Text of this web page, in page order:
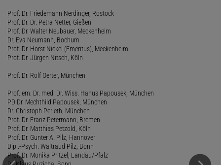
Prof. Dr. Friedemann Nerdinger, Rostock
Prof. Dr. Dr. Petra Netter, Gießen
Prof. Dr. Walter Neubauer, Meckenheim
Dr. Eva Neumann, Bochum
Prof. Dr. Horst Nickel (Emeritus), Meckenheim
Prof. Dr. Jürgen Nitsch, Köln
Prof. Dr. Rolf Oerter, München
Prof. em. Dr. med. Dr. Wiss. Hanus Papousek, München
PD Dr. Mechthild Papousek, München
Dr. Christoph Perleth, München
Prof. Dr. Franz Petermann, Bremen
Prof. Dr. Matthias Petzold, Köln
Prof. Dr. Gunter A. Pilz, Hannover
Dipl.-Psych. Waltraud Pilz, Bonn
Prof. Dr. Monika Pritzel, Landau/Pfalz